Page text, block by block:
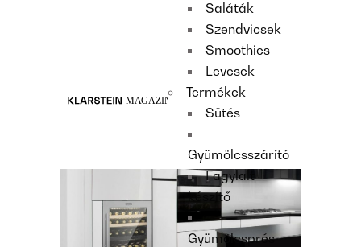
Saláták
Szendvicsek
Smoothies
Levesek
Termékek
Sütés
Gyümölcsszárító
Fagylalt
készítő
Gyümölcsprés